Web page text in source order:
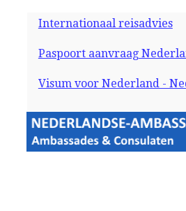
Internationaal reisadvies
Paspoort aanvraag
Visum voor Nederland -